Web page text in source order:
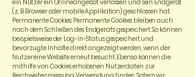
ein Nutzer ein Onlineangebot verlassen und sein Endgerät
(z. B. Browser oder mobile Applikation) geschlossen hat.
Permanente Cookies: Permanente Cookies bleiben auch
nach dem Schließen des Endgeräts gespeichert. So können
beispielsweise der Log-in-Status gespeichert und
bevorzugte Inhalte direkt angezeigt werden, wenn der
Nutzer eine Website erneut besucht. Ebenso können die
mithilfe von Cookies erhobenen Nutzerdaten zur